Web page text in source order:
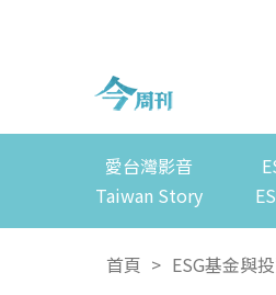
愛台灣影音
Taiwan Story
首頁 > ESG基金與